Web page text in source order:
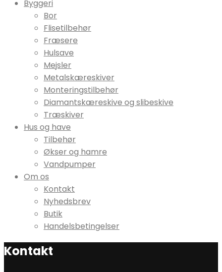
Byggeri
Bor
Flisetilbehør
Fræsere
Hulsave
Mejsler
Metalskæreskiver
Monteringstilbehør
Diamantskæreskive og slibeskive
Træskiver
Hus og have
Tilbehør
Økser og hamre
Vandpumper
Om os
Kontakt
Nyhedsbrev
Butik
Handelsbetingelser
Kontakt